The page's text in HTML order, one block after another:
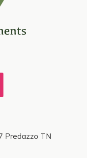
Predazzo TN